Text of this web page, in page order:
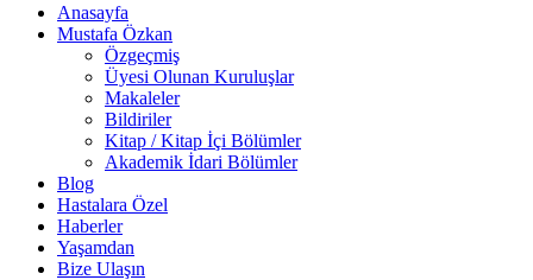
Anasayfa
Mustafa Özkan
Özgeçmiş
Üyesi Olunan Kuruluşlar
Makaleler
Bildiriler
Kitap / Kitap İçi Bölümler
Akademik İdari Bölümler
Blog
Hastalara Özel
Haberler
Yaşamdan
Bize Ulaşın